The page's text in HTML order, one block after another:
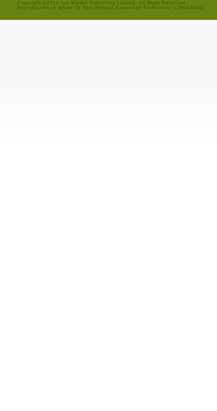
Copyright ©2013 Job Market Publishing Limited. All Right Reserved.
Reproduction in Whole Or Part Without Expressed Permission is Prohibited.